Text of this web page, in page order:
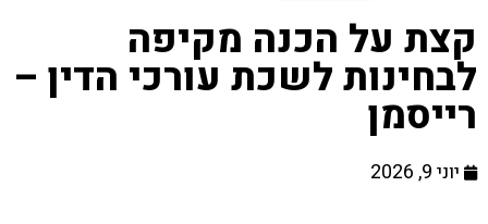
קצת על הכנה מקיפה
לבחינות לשכת עורכי הדין –
רייסמן
יוני 9, 2026